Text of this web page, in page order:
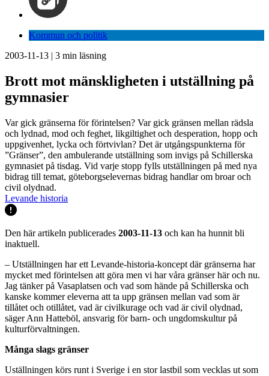
Kommun och politik
2003-11-13 | 3 min läsning
Brott mot mänskligheten i utställning på
gymnasier
Var gick gränserna för förintelsen? Var gick gränsen mellan rädsla
och lydnad, mod och feghet, likgiltighet och desperation, hopp och
uppgivenhet, lycka och förtvivlan? Det är utgångspunkterna för
”Gränser”, den ambulerande utställning som invigs på Schillerska
gymnasiet på tisdag. Vid varje stopp fylls utställningen på med nya
bidrag till temat, göteborgselevernas bidrag handlar om broar och
civil olydnad.
Levande historia
Den här artikeln publicerades 2003-11-13 och kan ha hunnit bli
inaktuell.
– Utställningen har ett Levande-historia-koncept där gränserna har
mycket med förintelsen att göra men vi har våra gränser här och nu.
Jag tänker på Vasaplatsen och vad som hände på Schillerska och
kanske kommer eleverna att ta upp gränsen mellan vad som är
tillåtet och otillåtet, vad är civilkurage och vad är civil olydnad,
säger Ann Hatteböl, ansvarig för barn- och ungdomskultur på
kulturförvaltningen.
Många slags gränser
Uställningen körs runt i Sverige i en stor lastbil som vecklas ut som